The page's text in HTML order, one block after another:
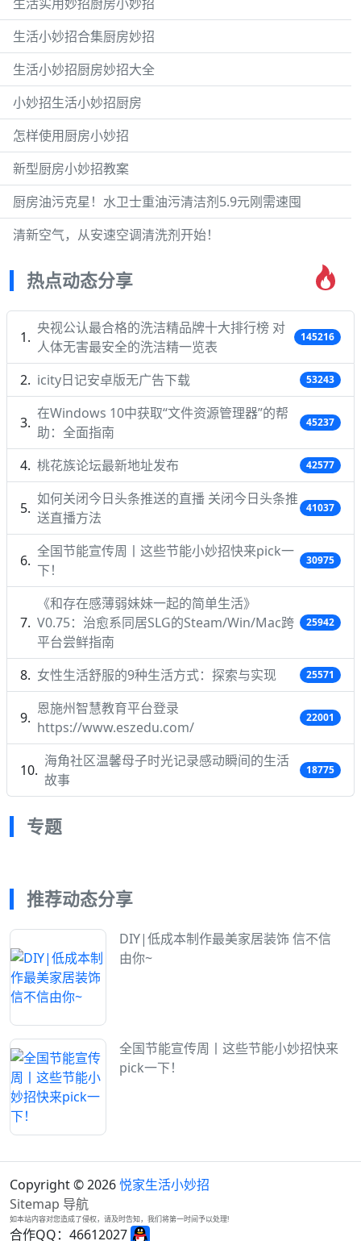
生活小妙招合集厨房妙招
生活小妙招厨房妙招大全
小妙招生活小妙招厨房
怎样使用厨房小妙招
新型厨房小妙招教案
厨房油污克星！水卫士重油污清洁剂5.9元刚需速囤
清新空气，从安速空调清洗剂开始！
热点动态分享
央视公认最合格的洗洁精品牌十大排行榜 对
人体无害最安全的洗洁精一览表
145216
icity日记安卓版无广告下载 53243
在Windows 10中获取“文件资源管理器”的帮
助：全面指南
45237
桃花族论坛最新地址发布 42577
如何关闭今日头条推送的直播 关闭今日头条推
送直播方法
41037
全国节能宣传周丨这些节能小妙招快来pick一
下！
30975
《和存在感薄弱妹妹一起的简单生活》
V0.75：治愈系同居SLG的Steam/Win/Mac跨
平台尝鲜指南
25942
女性生活舒服的9种生活方式：探索与实现 25571
恩施州智慧教育平台登录
https://www.eszedu.com/
22001
海角社区温馨母子时光记录感动瞬间的生活
故事
18775
专题
推荐动态分享
DIY|低成本制作最美家居装饰 信不信
由你~
全国节能宣传周丨这些节能小妙招快来
pick一下！
Copyright © 2026悦家生活小妙招
Sitemap 导航
如本站内容对您造成了侵权，请及时告知，我们将第一时间予以处理!
合作QQ：46612027